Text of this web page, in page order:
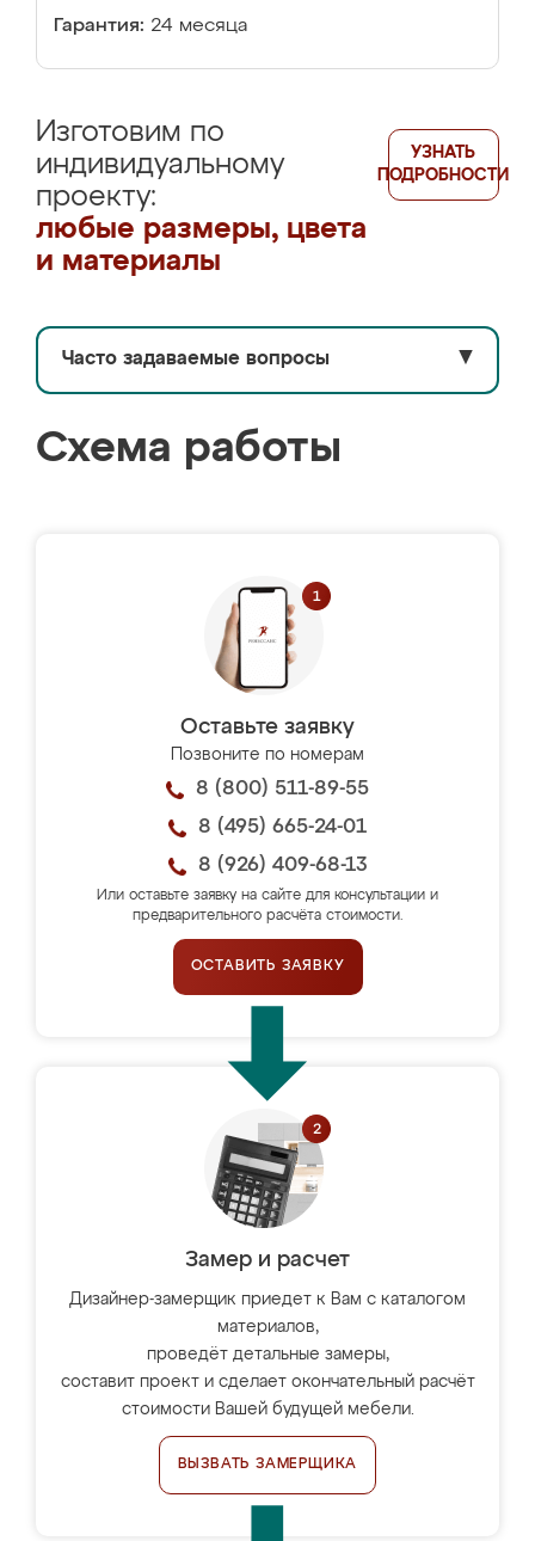
Гарантия: 24 месяца
Изготовим по
индивидуальному
проекту:
любые размеры, цвета
и материалы
УЗНАТЬ
ПОДРОБНОСТИ
Часто задаваемые вопросы ▼
Схема работы
Оставьте заявку
Позвоните по номерам
8 (800) 511-89-55
8 (495) 665-24-01
8 (926) 409-68-13
Или оставьте заявку на сайте для консультации и
предварительного расчёта стоимости.
ОСТАВИТЬ ЗАЯВКУ
Замер и расчет
Дизайнер-замерщик приедет к Вам с каталогом
материалов,
проведёт детальные замеры,
составит проект и сделает окончательный расчёт
стоимости Вашей будущей мебели.
ВЫЗВАТЬ ЗАМЕРЩИКА